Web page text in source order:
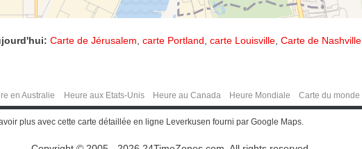
Carte de Jérusalem carte Portland carte Louisville Carte de Nashville
en Australie Heure aux Etats-Unis Heure au Canada Heure Mondiale Carte du monde
plus avec cette carte détaillée en ligne Leverkusen fourni par Google Maps.